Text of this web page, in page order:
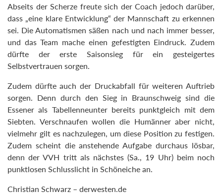
Abseits der Scherze freute sich der Coach jedoch darüber,
dass „eine klare Entwicklung“ der Mannschaft zu erkennen
sei. Die Automatismen säßen nach und nach immer besser,
und das Team mache einen gefestigten Eindruck. Zudem
dürfte der erste Saisonsieg für ein gesteigertes
Selbstvertrauen sorgen.
Zudem dürfte auch der Druckabfall für weiteren Auftrieb
sorgen. Denn durch den Sieg in Braunschweig sind die
Essener als Tabellenneunter bereits punktgleich mit dem
Siebten. Verschnaufen wollen die Humänner aber nicht,
vielmehr gilt es nachzulegen, um diese Position zu festigen.
Zudem scheint die anstehende Aufgabe durchaus lösbar,
denn der VVH tritt als nächstes (Sa., 19 Uhr) beim noch
punktlosen Schlusslicht in Schöneiche an.
Christian Schwarz – derwesten.de